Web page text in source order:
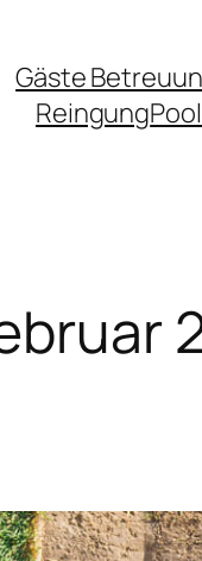
Gäste
Reingung